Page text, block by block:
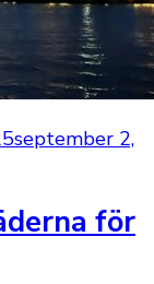
september 2,
för